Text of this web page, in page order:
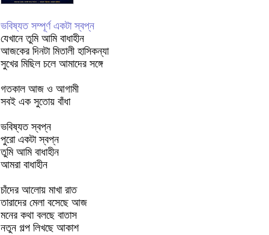
ভবিষ্যত সম্পূর্ণ একটা স্বপ্ন
যেখানে তুমি আমি বাধাহীন
আজকের দিনটা মিতালী হাসিকন্যা
সুখের মিছিল চলে আমাদের সঙ্গে
গতকাল আজ ও আগামী
সবই এক সুতোয় বাঁধা
ভবিষ্যত স্বপ্ন
পুরো একটা স্বপ্ন
তুমি আমি বাধাহীন
আমরা বাধাহীন
চাঁদের আলোয় মাখা রাত
তারাদের মেলা বসেছে আজ
মনের কথা বলছে বাতাস
নতুন গল্প লিখছে আকাশ